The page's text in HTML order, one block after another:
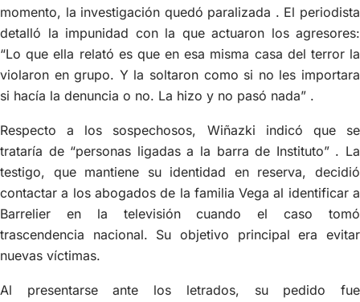
momento, la investigación quedó paralizada . El periodista
detalló la impunidad con la que actuaron los agresores:
“Lo que ella relató es que en esa misma casa del terror la
violaron en grupo. Y la soltaron como si no les importara
si hacía la denuncia o no. La hizo y no pasó nada” .
Respecto a los sospechosos, Wiñazki indicó que se
trataría de “personas ligadas a la barra de Instituto” . La
testigo, que mantiene su identidad en reserva, decidió
contactar a los abogados de la familia Vega al identificar a
Barrelier en la televisión cuando el caso tomó
trascendencia nacional. Su objetivo principal era evitar
nuevas víctimas.
Al presentarse ante los letrados, su pedido fue